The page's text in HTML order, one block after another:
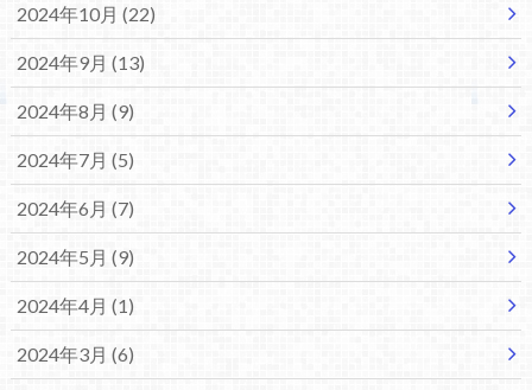
2024年10月 (22)
2024年9月 (13)
2024年8月 (9)
2024年7月 (5)
2024年6月 (7)
2024年5月 (9)
2024年4月 (1)
2024年3月 (6)